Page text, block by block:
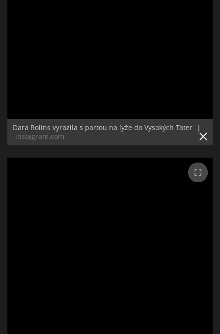
Dara Rolins vyrazila s partou na lyže do Vysokých Tater
|
instagram.com